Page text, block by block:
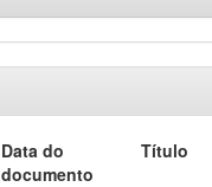
Data do
documento
Título